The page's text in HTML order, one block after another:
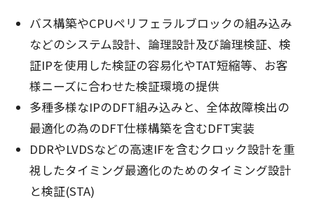
バス構築やCPUペリフェラルブロックの組み込み
などのシステム設計、論理設計及び論理検証、検
証IPを使用した検証の容易化やTAT短縮等、お客
様ニーズに合わせた検証環境の提供
多種多様なIPのDFT組み込みと、全体故障検出の
最適化の為のDFT仕様構築を含むDFT実装
DDRやLVDSなどの高速IFを含むクロック設計を重
視したタイミング最適化のためのタイミング設計
と検証(STA)